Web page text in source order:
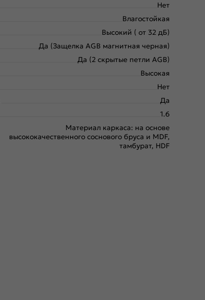
Нет
Влагостойкая
Высокий ( от 32 дБ)
Да (Защелка AGB магнитная черная)
Да (2 скрытые петли AGB)
Высокая
Нет
Да
1.6
Материал каркаса: на основе
высококачественного соснового бруса и MDF,
тамбурат, HDF